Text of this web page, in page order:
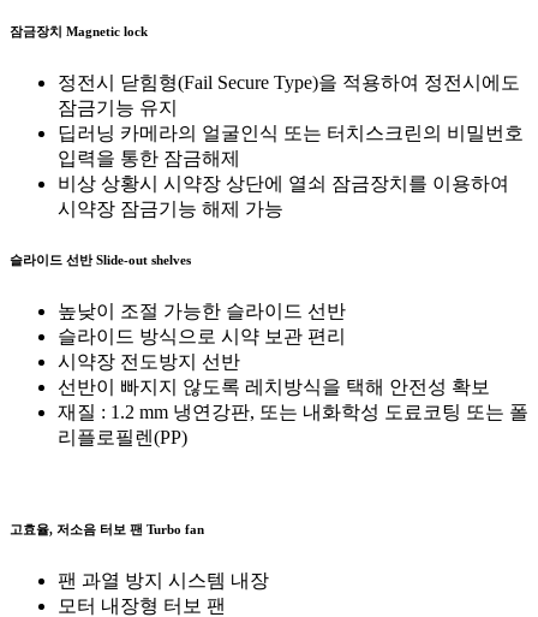
잠금장치 Magnetic lock
정전시 닫힘형(Fail Secure Type)을 적용하여 정전시에도
잠금기능 유지
딥러닝 카메라의 얼굴인식 또는 터치스크린의 비밀번호
입력을 통한 잠금해제
비상 상황시 시약장 상단에 열쇠 잠금장치를 이용하여
시약장 잠금기능 해제 가능
슬라이드 선반 Slide-out shelves
높낮이 조절 가능한 슬라이드 선반
슬라이드 방식으로 시약 보관 편리
시약장 전도방지 선반
선반이 빠지지 않도록 레치방식을 택해 안전성 확보
재질 : 1.2 mm 냉연강판, 또는 내화학성 도료코팅 또는 폴
리플로필렌(PP)
고효율, 저소음 터보 팬 Turbo fan
팬 과열 방지 시스템 내장
모터 내장형 터보 팬